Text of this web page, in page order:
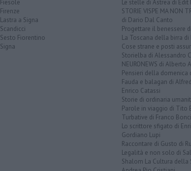
Fiesole
Firenze
Lastra a Signa
Scandicci
Sesto Fiorentino
Signa
Le stelle di Astrea di Edit
STORIE VISPE MA NON
di Dario Dal Canto
Progettare il benessere
La Toscana della birra
Cose strane e posti
Storielba di Alessandro
NEURONEWS di Alberto
Pensieri della domenica
Fauda e balagan di
Enrico Catassi
Storie di ordinaria
Parole in viaggio di Tito
Turbative di Franco
Lo scrittore sfigato di
Gordiano Lupi
Raccontare di Gusto di
Legalità e non solo di
Shalom La Cultura della